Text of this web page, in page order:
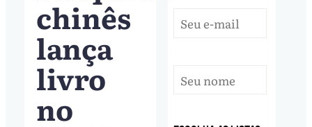
chinês
lança
livro
no